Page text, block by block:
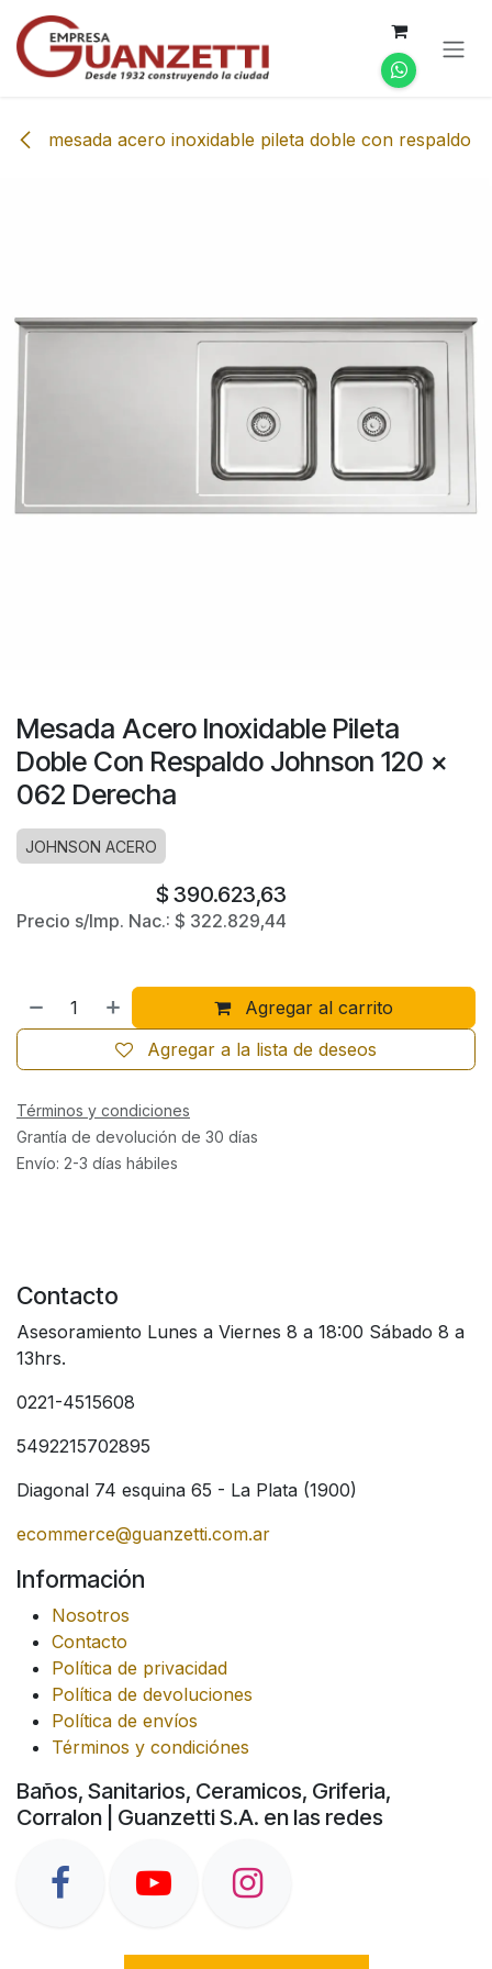
Ir al contenido
mesada acero inoxidable pileta doble con respaldo
Mesada Acero Inoxidable Pileta
Doble Con Respaldo Johnson 120 x
062 Derecha
JOHNSON ACERO
$ 390.623,63
Precio s/Imp. Nac.: $ 322.829,44
Agregar al carrito
Agregar a la lista de deseos
Términos y condiciones
Grantía de devolución de 30 días
Envío: 2-3 días hábiles
Contacto
Asesoramiento Lunes a Viernes 8 a 18:00 Sábado 8 a
13hrs.
0221-4515608
5492215702895
Diagonal 74 esquina 65 - La Plata (1900)
ecommerce@guanzetti.com.ar
Información
Nosotros
Contacto
Política de privacidad
Política de devoluciones
Política de envíos
Términos y condiciónes
Baños, Sanitarios, Ceramicos, Griferia,
Corralon | Guanzetti S.A. en las redes